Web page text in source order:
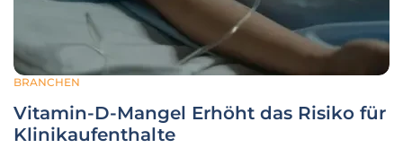
BRANCHEN
Vitamin-D-Mangel Erhöht das Risiko für
Klinikaufenthalte